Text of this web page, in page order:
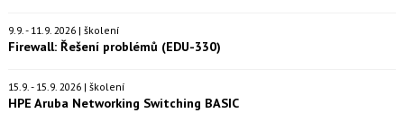
9.9. - 11.9. 2026 | školení
Firewall: Řešení problémů (EDU-330)
15.9. - 15.9. 2026 | školení
HPE Aruba Networking Switching BASIC